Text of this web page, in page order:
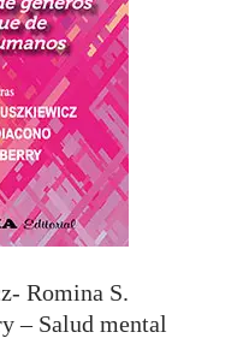
Romina S.
– Salud mental